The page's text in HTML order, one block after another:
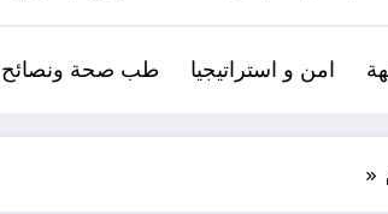
امن و استراتيجيا طب صحة ونصائح